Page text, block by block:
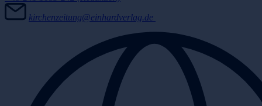
kirchenzeitung@einhardverlag.de